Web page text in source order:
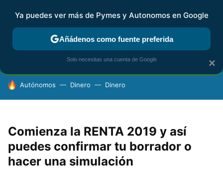
FISCALIDAD Y CONTABILIDAD KIT DIGITAL RENTA
HOY SE HABLA DE
Autónomos Dinero Dinero
Comienza la RENTA 2019 y así
puedes confirmar tu borrador o
hacer una simulación
×
Ya puedes ver más de Pymes y Autonomos en Google
Añádenos como fuente preferida
Solo necesitas una cuenta de Google